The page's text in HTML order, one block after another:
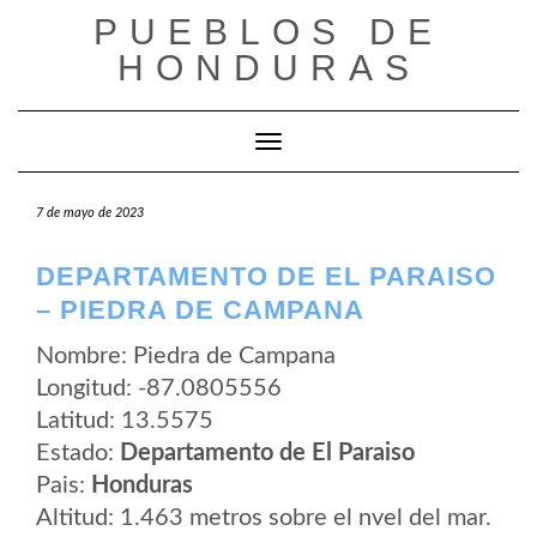
PUEBLOS DE
HONDURAS
Cambiar modo de navegación
7 de mayo de 2023
DEPARTAMENTO DE EL PARAISO
– PIEDRA DE CAMPANA
Nombre: Piedra de Campana
Longitud: -87.0805556
Latitud: 13.5575
Estado: Departamento de El Paraiso
Pais: Honduras
Altitud: 1.463 metros sobre el nvel del mar.